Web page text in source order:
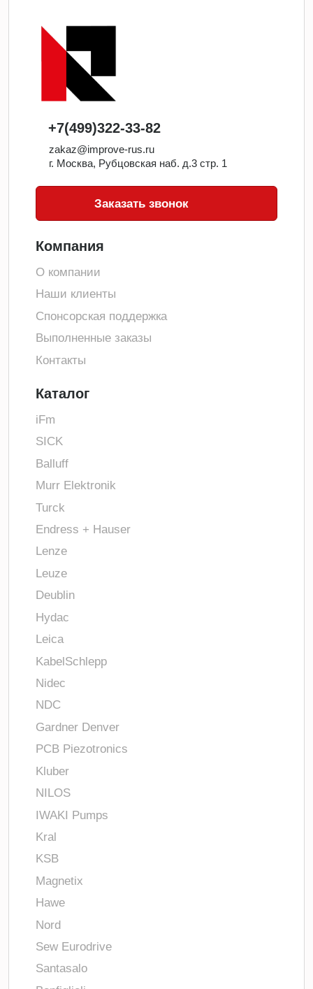
+7(499)322-33-82
zakaz@improve-rus.ru
г. Москва, Рубцовская наб. д.3 стр. 1
Заказать звонок
Компания
О компании
Наши клиенты
Спонсорская поддержка
Выполненные заказы
Контакты
Каталог
iFm
SICK
Balluff
Murr Elektronik
Turck
Endress + Hauser
Lenze
Leuze
Deublin
Hydac
Leica
KabelSchlepp
Nidec
NDC
Gardner Denver
PCB Piezotronics
Kluber
NILOS
IWAKI Pumps
Kral
KSB
Magnetix
Hawe
Nord
Sew Eurodrive
Santasalo